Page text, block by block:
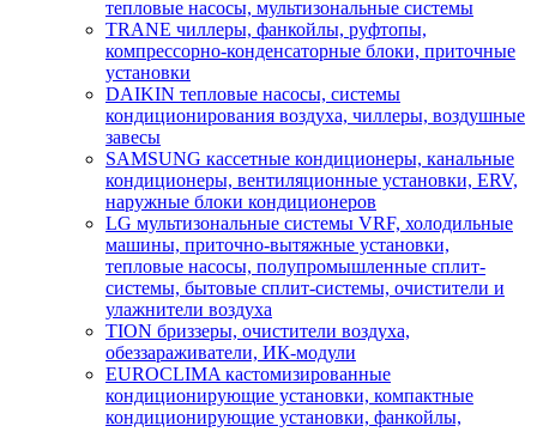
тепловые насосы, мультизональные системы
TRANE чиллеры, фанкойлы, руфтопы,
компрессорно-конденсаторные блоки, приточные
установки
DAIKIN тепловые насосы, системы
кондиционирования воздуха, чиллеры, воздушные
завесы
SAMSUNG кассетные кондиционеры, канальные
кондиционеры, вентиляционные установки, ERV,
наружные блоки кондиционеров
LG мультизональные системы VRF, холодильные
машины, приточно-вытяжные установки,
тепловые насосы, полупромышленные сплит-
системы, бытовые сплит-системы, очистители и
улажнители воздуха
TION бриззеры, очистители воздуха,
обеззараживатели, ИК-модули
EUROCLIMA кастомизированные
кондиционирующие установки, компактные
кондиционирующие установки, фанкойлы,